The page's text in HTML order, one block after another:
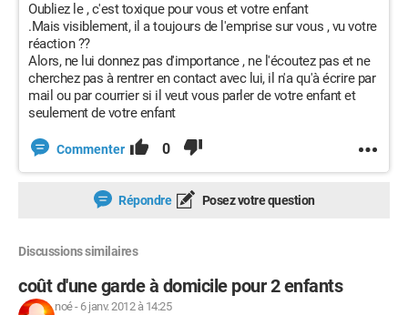
Oubliez le , c'est toxique pour vous et votre enfant
.Mais visiblement, il a toujours de l'emprise sur vous , vu votre
réaction ??
Alors, ne lui donnez pas d'importance , ne l'écoutez pas et ne
cherchez pas à rentrer en contact avec lui, il n'a qu'à écrire par
mail ou par courrier si il veut vous parler de votre enfant et
seulement de votre enfant
Commenter 0
Répondre Posez votre question
Discussions similaires
coût d'une garde à domicile pour 2 enfants
noé- 6 janv. 2012 à 14:25